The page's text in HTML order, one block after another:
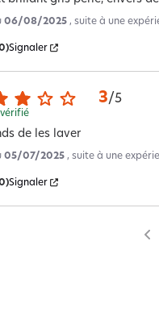
06/08/2025 , suite à une
Signaler
3/5
de les laver
05/07/2025 , suite à une
Signaler